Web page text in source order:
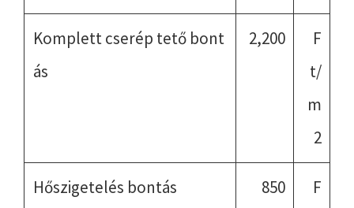
Komplett cserép tető bont
ás
2,200
F
t/
m
2
Hőszigetelés bontás 850
F